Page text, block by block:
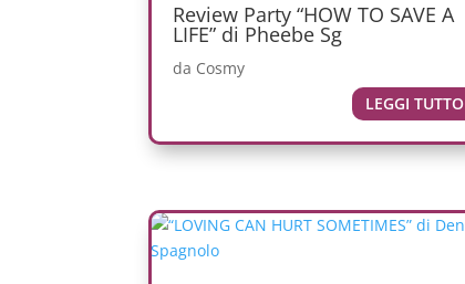
Review Party “HOW TO SAVE A
LIFE” di Pheebe Sg
da Cosmy
LEGGI TUTTO